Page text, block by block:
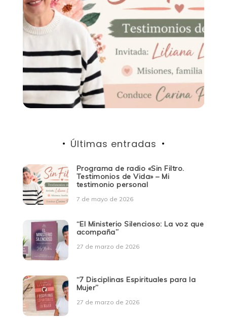
Últimas entradas
Programa de radio «Sin Filtro.
Testimonios de Vida» – Mi
testimonio personal
7 de mayo de 2026
“El Ministerio Silencioso: La voz que
acompaña”
27 de marzo de 2026
“7 Disciplinas Espirituales para la
Mujer”
27 de marzo de 2026